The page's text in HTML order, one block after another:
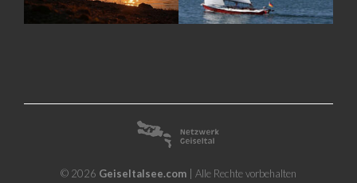
© 2026 Geiseltalsee.com | Alle Rechte vorbehalten